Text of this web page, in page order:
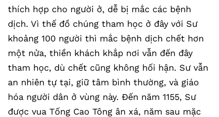
thích hợp cho người ở, dễ bị mắc các bệnh
dịch. Vì thế đồ chúng tham học ở đây với Sư
khoảng 100 người thì mắc bệnh dịch chết hơn
một nửa, thiền khách khắp nơi vẫn đến đây
tham học, dù chết cũng không hối hận. Sư vẫn
an nhiên tự tại, giữ tâm bình thường, và giáo
hóa người dân ở vùng này. Đến năm 1155, Sư
được vua Tống Cao Tông ân xá, năm sau mặc